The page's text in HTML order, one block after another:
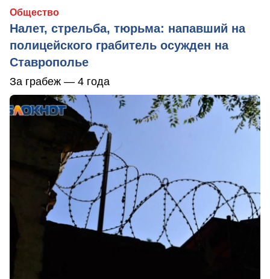
Общество
Налет, стрельба, тюрьма: напавший на
полицейского грабитель осужден на
Ставрополье
За грабеж — 4 года